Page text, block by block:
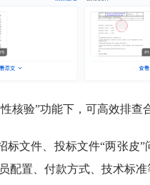
核验”功能下，可高效排查
标文件、投标文件“两张皮
配置、付款方式、技术标